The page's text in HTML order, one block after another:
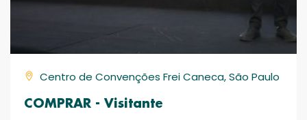
Centro de Convenções Frei Caneca, São Paulo
COMPRAR - Visitante